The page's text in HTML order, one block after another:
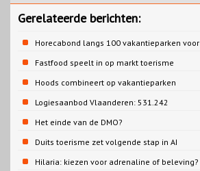
Gerelateerde berichten:
Horecabond langs 100 vakantieparken voor
Cao-recreatie
Fastfood speelt in op markt toerisme
Hoods combineert op vakantieparken
recreatie en wonen
Logiesaanbod Vlaanderen: 531.242
slaapplaatsen
Het einde van de DMO?
Duits toerisme zet volgende stap in AI
content
Hilaria: kiezen voor adrenaline of beleving?